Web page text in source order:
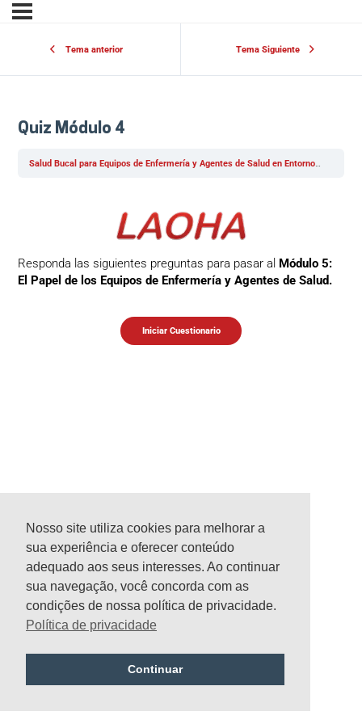
Tema anterior Tema Siguiente
Quiz Módulo 4
Salud Bucal para Equipos de Enfermería y Agentes de Salud en Entornos Hospitalarios y Comunitarios
Responda las siguientes preguntas para pasar al Módulo 5:
El Papel de los Equipos de Enfermería y Agentes de Salud.
Nosso site utiliza cookies para melhorar a
sua experiência e oferecer conteúdo
adequado aos seus interesses. Ao continuar
sua navegação, você concorda com as
condições de nossa política de privacidade.
Política de privacidade
Continuar